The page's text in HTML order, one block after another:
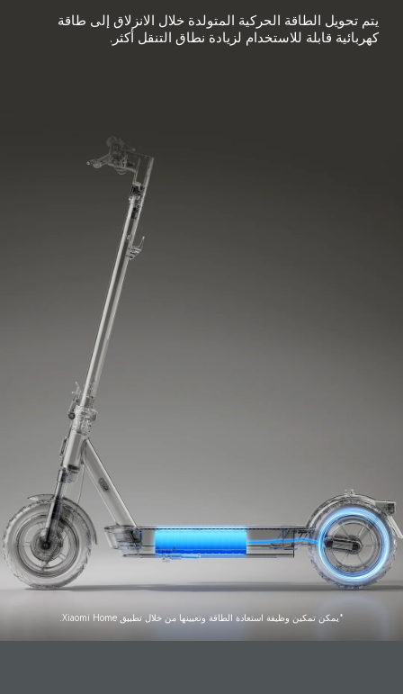
يتم تحويل الطاقة الحركية المتولدة خلال الانزلاق إلى طاقة
كهربائية قابلة للاستخدام لزيادة نطاق التنقل أكثر.
*يمكن تمكين وظيفة استعادة الطاقة وتعيينها من خلال تطبيق Xiaomi Home.